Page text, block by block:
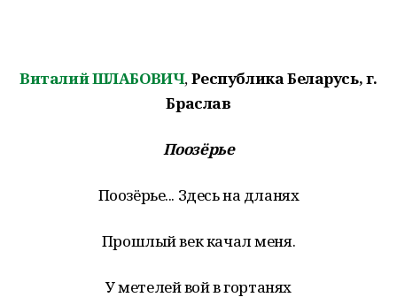
Виталий ШЛАБОВИЧ,Республика Беларусь, г.
Браслав
Поозёрье
Поозёрье... Здесь на дланях
Прошлый век качал меня.
У метелей вой в гортанях